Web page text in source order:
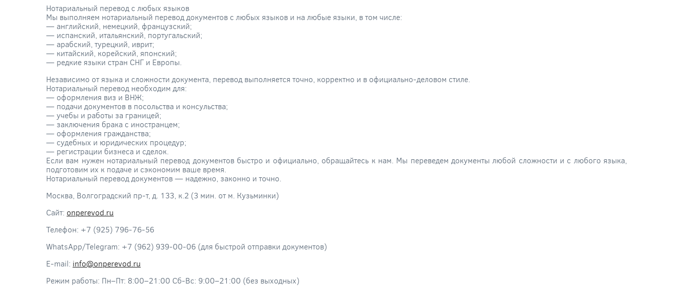
Нотариальный перевод с любых языков
Мы выполняем нотариальный перевод документов с любых языков и на любые языки, в том числе:
— английский, немецкий, французский;
— испанский, итальянский, португальский;
— арабский, турецкий, иврит;
— китайский, корейский, японский;
— редкие языки стран СНГ и Европы.
Независимо от языка и сложности документа, перевод выполняется точно, корректно и в официально-деловом стиле.
Нотариальный перевод необходим для:
— оформления виз и ВНЖ;
— подачи документов в посольства и консульства;
— учебы и работы за границей;
— заключения брака с иностранцем;
— оформления гражданства;
— судебных и юридических процедур;
— регистрации бизнеса и сделок.
Если вам нужен нотариальный перевод документов быстро и официально, обращайтесь к нам. Мы переведем документы любой сложности и с любого языка,
подготовим их к подаче и сэкономим ваше время.
Нотариальный перевод документов — надежно, законно и точно.
Москва, Волгоградский пр-т, д. 133, к.2 (3 мин. от м. Кузьминки)
Сайт: onperevod.ru
Телефон: +7 (925) 796-76-56
WhatsApp/Telegram: +7 (962) 939-00-06 (для быстрой отправки документов)
E-mail: info@onperevod.ru
Режим работы: Пн–Пт: 8:00–21:00 Сб-Вс: 9:00–21:00 (без выходных)